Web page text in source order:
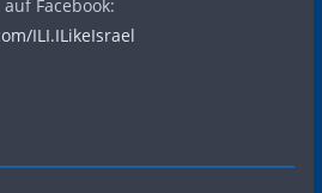
Facebook:
ILI.ILikeIsrael